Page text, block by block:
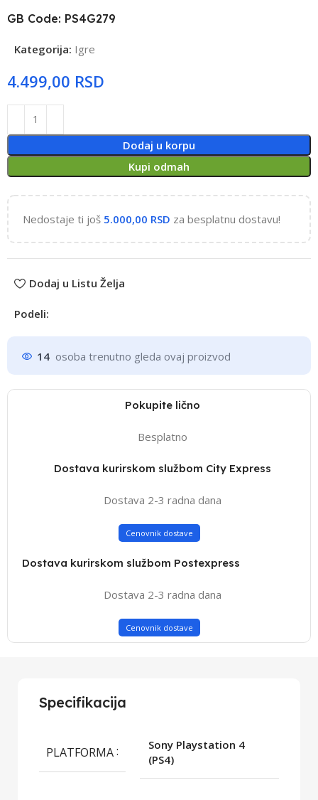
GB Code: PS4G279
Kategorija: Igre
RSD
Dodaj u korpu
Kupi odmah
Nedostaje ti još 5.000,00 RSD za besplatnu dostavu!
Dodaj u Listu Želja
Podeli:
14 osoba trenutno gleda ovaj proizvod
Pokupite lično
Besplatno
Dostava kurirskom službom City Express
Dostava 2-3 radna dana
Cenovnik dostave
Dostava kurirskom službom Postexpress
Dostava 2-3 radna dana
Cenovnik dostave
Specifikacija
PLATFORMA
Sony Playstation 4
(PS4)